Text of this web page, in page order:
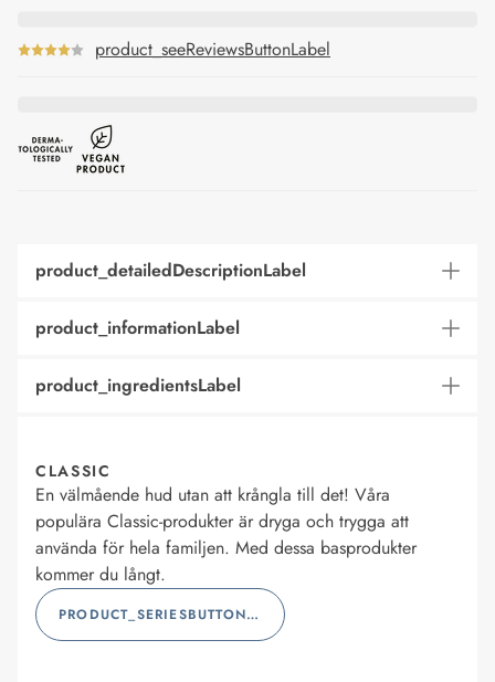
product_seeReviewsButtonLabel
product_detailedDescriptionLabel
product_informationLabel
product_ingredientsLabel
CLASSIC
En välmående hud utan att krångla till det! Våra
populära Classic-produkter är dryga och trygga att
använda för hela familjen. Med dessa basprodukter
kommer du långt.
PRODUCT_SERIESBUTTONLABEL